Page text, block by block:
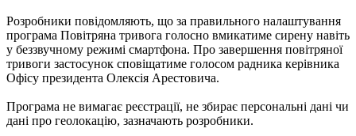
Розробники повідомляють, що за правильного налаштування
програма Повітряна тривога голосно вмикатиме сирену навіть
у беззвучному режимі смартфона. Про завершення повітряної
тривоги застосунок сповіщатиме голосом радника керівника
Офісу президента Олексія Арестовича.
Програма не вимагає реєстрації, не збирає персональні дані чи
дані про геолокацію, зазначають розробники.